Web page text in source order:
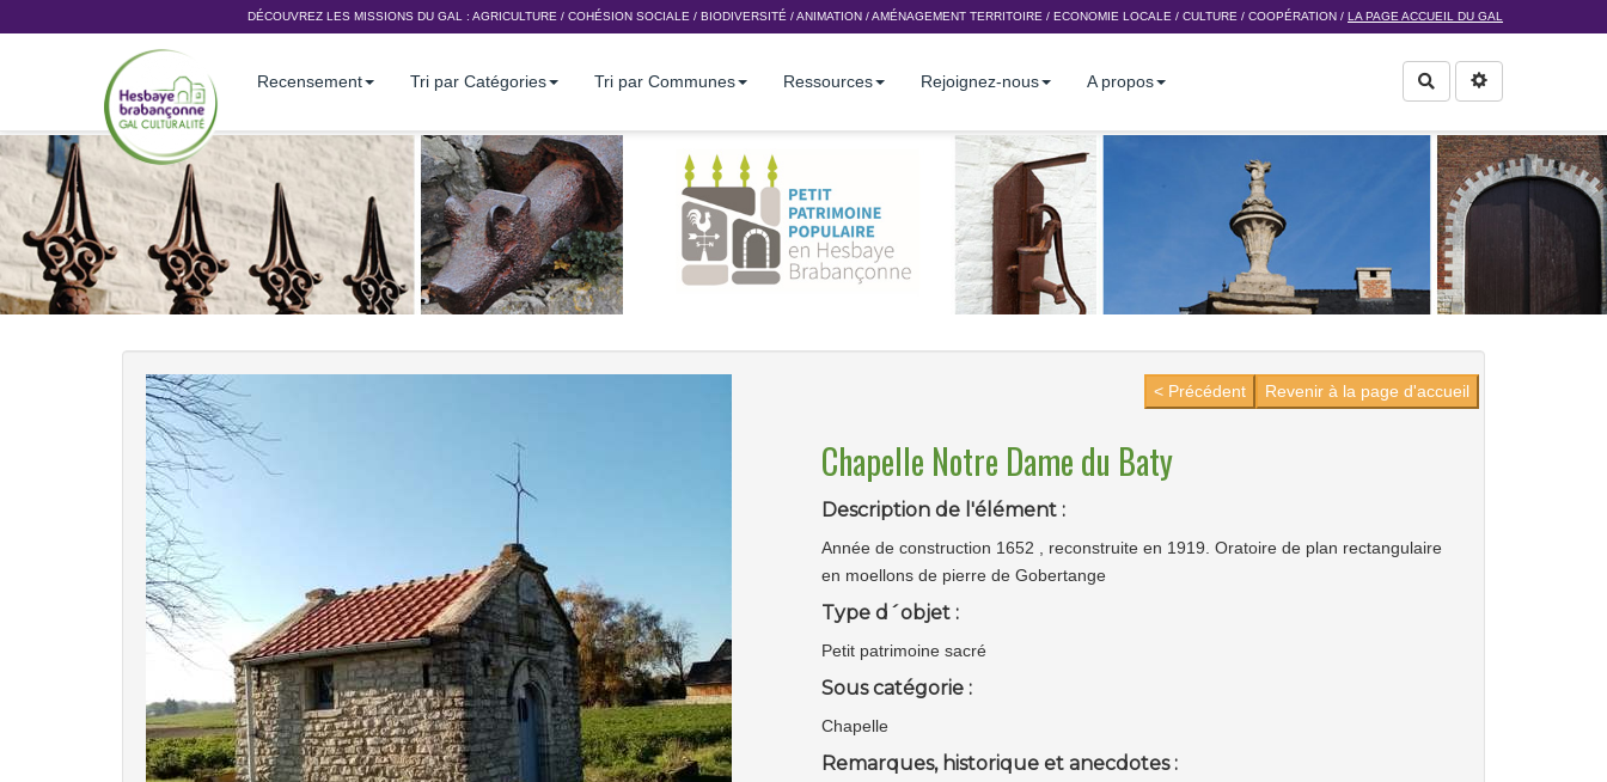
DÉCOUVREZ LES MISSIONS DU GAL : AGRICULTURE / COHÉSION SOCIALE / BIODIVERSITÉ /ANIMATION /AMÉNAGEMENT TERRITOIRE / ECONOMIE LOCALE / CULTURE / COOPÉRATION / LA PAGE ACCUEIL DU GAL
Recensement Tri par Catégories Tri par Communes Ressources Rejoignez-nous A propos Rechercher
Revenir à la page d'accueil
< Précédent
Chapelle Notre Dame du Baty
Description de l'élément :
Année de construction 1652 , reconstruite en 1919. Oratoire de plan rectangulaire
en moellons de pierre de Gobertange
Type d´objet :
Petit patrimoine sacré
Sous catégorie :
Chapelle
Remarques, historique et anecdotes :